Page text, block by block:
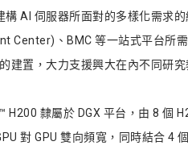
構 AI 伺服器所面對的多樣化需求
Center)、BMC 等一站式平台所
建置，大力支援興大在內不同研
H200 隸屬於 DGX 平台，由 8 個
對 GPU 雙向頻寬，同時結合